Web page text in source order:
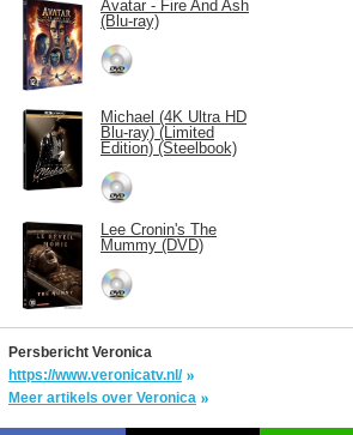
Avatar - Fire And Ash
(Blu-ray)
Michael (4K Ultra HD
Blu-ray) (Limited
Edition) (Steelbook)
Lee Cronin's The
Mummy (DVD)
Persbericht Veronica
https://www.veronicatv.nl/
Meer artikels over Veronica